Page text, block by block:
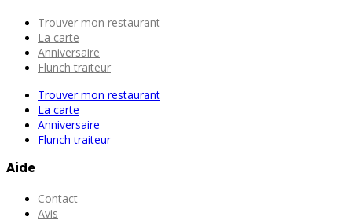
Trouver mon restaurant
La carte
Anniversaire
Flunch traiteur
Trouver mon restaurant
La carte
Anniversaire
Flunch traiteur
Aide
Contact
Avis